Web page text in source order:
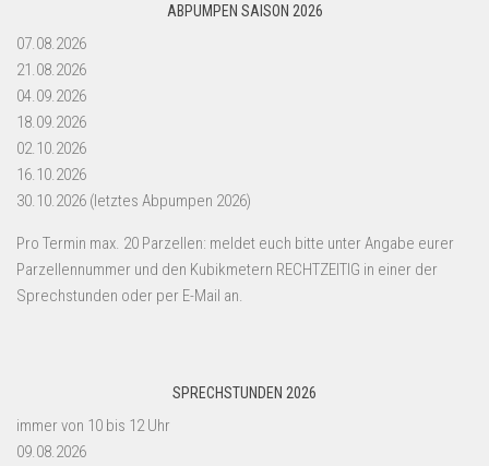
ABPUMPEN SAISON 2026
07.08.2026
21.08.2026
04.09.2026
18.09.2026
02.10.2026
16.10.2026
30.10.2026 (letztes Abpumpen 2026)
Pro Termin max. 20 Parzellen: meldet euch bitte unter Angabe eurer
Parzellennummer und den Kubikmetern RECHTZEITIG in einer der
Sprechstunden oder per E-Mail an.
SPRECHSTUNDEN 2026
immer von 10 bis 12 Uhr
09.08.2026